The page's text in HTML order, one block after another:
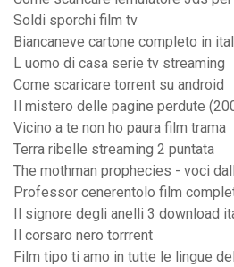
Soldi sporchi film tv
Biancaneve cartone completo in
L uomo di casa serie tv streaming
Come scaricare torrent su android
Il mistero delle pagine perdute
Vicino a te non ho paura film trama
Terra ribelle streaming 2 puntata
The mothman prophecies - voci
Professor cenerentolo film
Il signore degli anelli 3 download
Il corsaro nero torrrent
Film tipo ti amo in tutte le lingue